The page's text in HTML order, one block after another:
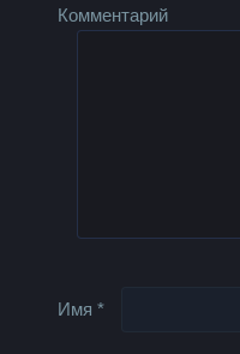
Комментарий
Имя*